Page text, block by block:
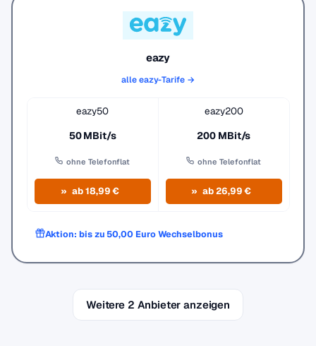
eazy
alle eazy-Tarife →
eazy50
50 MBit/s
ohne Telefonflat
ab 18,99 €
eazy200
200 MBit/s
ohne Telefonflat
ab 26,99 €
Aktion: bis zu 50,00 Euro Wechselbonus
Weitere 2 Anbieter anzeigen